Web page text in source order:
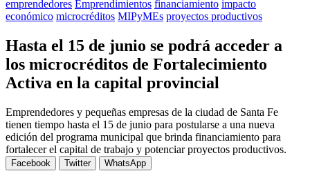
emprendedores Emprendimientos financiamiento impacto
económico microcréditos MIPyMEs proyectos productivos
Hasta el 15 de junio se podrá acceder a
los microcréditos de Fortalecimiento
Activa en la capital provincial
Emprendedores y pequeñas empresas de la ciudad de Santa Fe
tienen tiempo hasta el 15 de junio para postularse a una nueva
edición del programa municipal que brinda financiamiento para
fortalecer el capital de trabajo y potenciar proyectos productivos.
Facebook Twitter WhatsApp